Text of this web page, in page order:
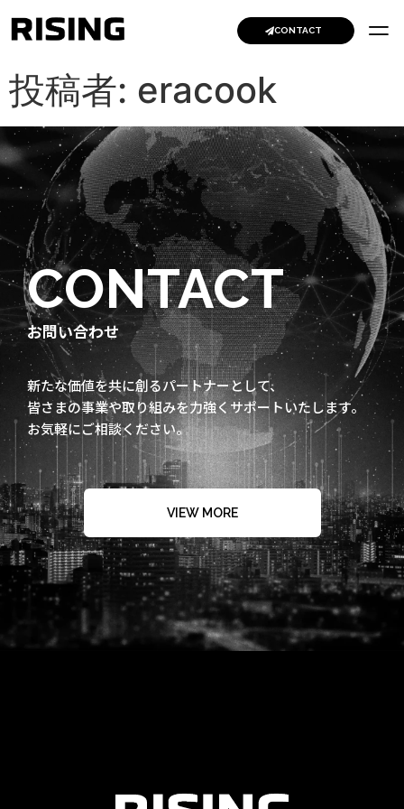
CONTACT
投稿者: eracook
CONTACT
お問い合わせ
新たな価値を共に創るパートナーとして、
皆さまの事業や取り組みを力強くサポートいたします。
お気軽にご相談ください。
VIEW MORE